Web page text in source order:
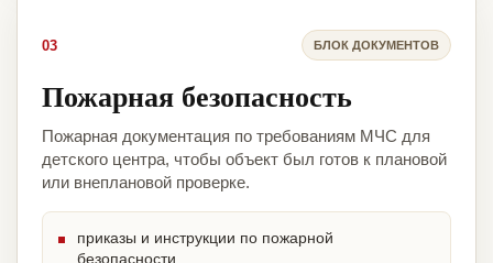
03 БЛОК ДОКУМЕНТОВ
Пожарная безопасность
Пожарная документация по требованиям МЧС для
детского центра, чтобы объект был готов к плановой
или внеплановой проверке.
приказы и инструкции по пожарной
безопасности